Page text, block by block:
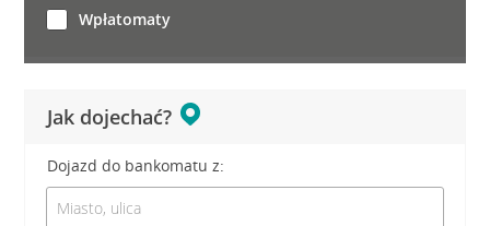
Jak dojechać?
Dojazd do bankomatu z:
Wpłatomaty